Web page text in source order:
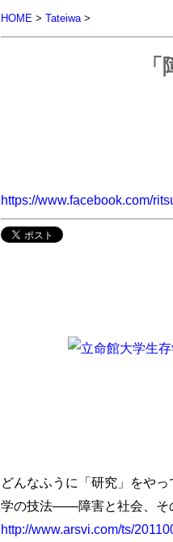
HOME> Tateiwa>
https://www.facebook.com/
どんなふうに「研究」をや
学の技法――障害と社会、そ
http://www.arsvi.com/ts/